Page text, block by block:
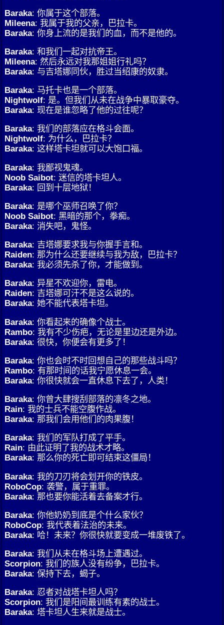
Baraka: 你属于这个部落。
Mileena: 我属于我的父亲，巴拉卡。
Baraka: 你身上流的是我们的血，而不是他的。
Baraka: 和我们一起对抗帝王。
Mileena: 然后永远对我那姐姐行礼吗？
Baraka: 与吉塔娜同伙，胜过当绍康的奴隶。
Baraka: 马托卡也是一个部落。
Nightwolf: 是。但我们从未在战争中暴取豪夺。
Baraka: 现在是谁忽略了他的过往呢？
Baraka: 我们的部落应在格斗会面。
Nightwolf: 为什么，巴拉卡？
Baraka: 这样塔卡坦就可以大饱口福。
Baraka: 我鄙视鬼魂。
Noob Saibot: 迷信的塔卡坦人。
Baraka: 回到十层地狱！
Baraka: 是哪个巫师召唤了你？
Noob Saibot: 黑暗的那个，拳痴。
Baraka: 消失吧，鬼怪。
Baraka: 吉塔娜要求我与你握手言和。
Raiden: 那为什么还要继续与我为敌，巴拉卡？
Baraka: 我必须先杀了你，才能做到。
Baraka: 异星不欢迎你，雷电。
Raiden: 吉塔娜可汗不是这么说的。
Baraka: 她不能代表塔卡坦。
Baraka: 你看起来的确像个战士。
Rambo: 我有不少伤疤，无论是里边还是外边。
Baraka: 很快，你便会有更多了！
Baraka: 你也会时不时回想自己的那些战斗吗？
Rambo: 有那时间的话我宁愿休息一会。
Baraka: 你很快就会一直休息下去了，人类！
Baraka: 你曾大肆搜刮部落的凛冬之地。
Rain: 我的士兵不能空腹作战。
Baraka: 那我们会用他们的肉果腹！
Baraka: 我们的军队打成了平手。
Rain: 由此证明了我的战术才略。
Baraka: 那么你的死亡即可结束这僵局！
Baraka: 我的刀刃将会划开你的铁皮。
RoboCop: 袭警，属于重罪。
Baraka: 那也要你能活着去备案才行。
Baraka: 你他奶奶到底是个什么家伙？
RoboCop: 我代表着法治的未来。
Baraka: 哈！未来？你很快就要变成一堆废铁了。
Baraka: 我们从未在格斗场上遭遇过。
Scorpion: 我们的族人没有纷争，巴拉卡。
Baraka: 保持下去，蝎子。
Baraka: 忍者对战塔卡坦人吗？
Scorpion: 我们是阳间最训练有素的战士。
Baraka: 塔卡坦人生来就是战士。